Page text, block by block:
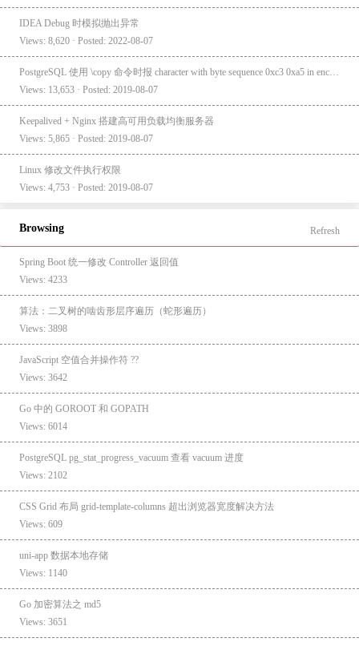
IDEA Debug 时模拟抛出异常
Views: 8,620 · Posted: 2022-08-07
Views: 13,653 · Posted: 2019-08-07
Keepalived + Nginx 搭建高可用负载均衡服务器
Views: 5,865 · Posted: 2019-08-07
Linux 修改文件执行权限
Views: 4,753 · Posted: 2019-08-07
Browsing Refresh
Spring Boot 统一修改 Controller 返回值
Views: 4233
算法：二叉树的啮齿形层序遍历（蛇形遍历）
Views: 3898
JavaScript 空值合并操作符 ??
Views: 3642
Go 中的 GOROOT 和 GOPATH
Views: 6014
PostgreSQL pg_stat_progress_vacuum 查看 vacuum 进度
Views: 2102
CSS Grid 布局 grid-template-columns 超出浏览器宽度解决方法
Views: 609
uni-app 数据本地存储
Views: 1140
Go 加密算法之 md5
Views: 3651